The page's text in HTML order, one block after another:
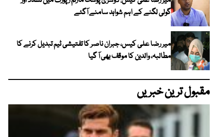
گولی لگنے کے اہم شواہد سامنے آگئے
میر رضا علی کیس، جبران ناصر کا تفتیشی ٹیم تبدیل کرنے کا
مطالبہ، والدین کا موقف بھی آ گیا
مقبول ترین خبریں